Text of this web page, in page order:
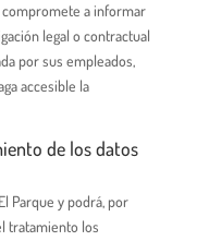
a informar
legal o contractual
por sus empleados,
accesible la
de los datos
Parque y podrá, por
tratamiento los